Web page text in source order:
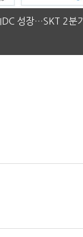
성장…SKT 2분기